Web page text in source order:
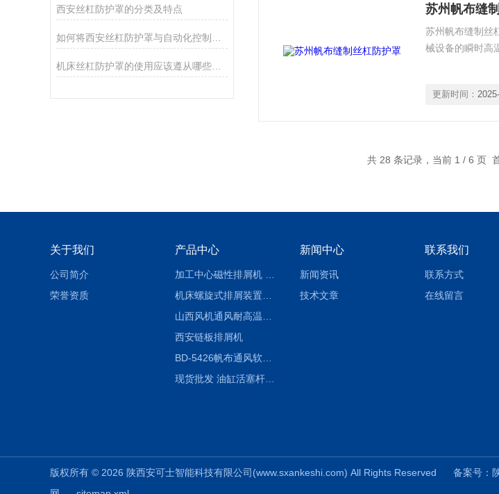
西安丝杠防护罩的分类及特点
机床丝杠防护罩的使用应该遵从哪些规范及要求
苏州帆布缝
苏州帆布缝制丝
械设备的瞬时高
更新时间：
共 28 条记录，当前 1 / 6 页
关于我们
公司简介
荣誉资质
产品中心
西安链板排屑机
BD-5426帆布通风软连接水泥布袋陕西生产厂家
现货批发 油缸活塞杆圆形保护套
新闻中心
新闻资讯
技术文章
联系我们
联系方式
在线留言
版权所有 © 2026 陕西安可士智能科技有限公司(www.sxankeshi.com) All Rights Reserved 备案号：